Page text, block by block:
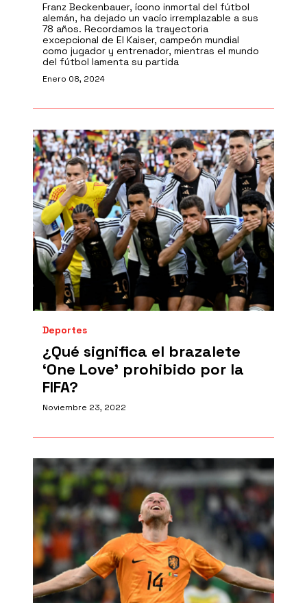
Franz Beckenbauer, ícono inmortal del fútbol
alemán, ha dejado un vacío irremplazable a sus
78 años. Recordamos la trayectoria
excepcional de El Kaiser, campeón mundial
como jugador y entrenador, mientras el mundo
del fútbol lamenta su partida
Enero 08, 2024
Deportes
¿Qué significa el brazalete
‘One Love’ prohibido por la
FIFA?
Noviembre 23, 2022